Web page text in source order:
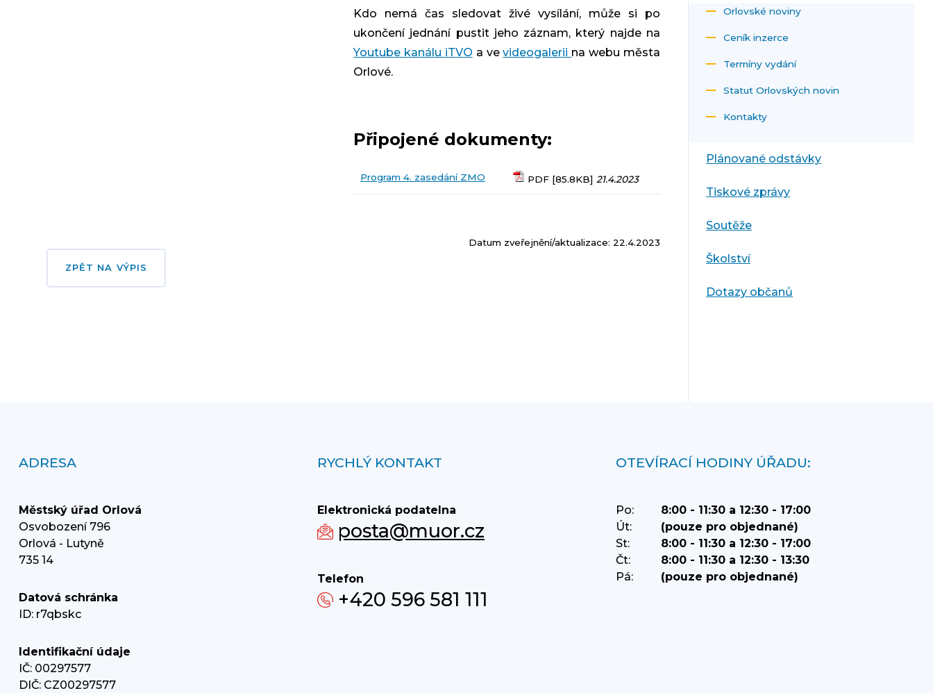
Kdo nemá čas sledovat živé vysílání, může si po
ukončení jednání pustit jeho záznam, který najde na
Youtube kanálu iTVO a vevideogalerii na webu města
Orlové.
Připojené dokumenty:
Program 4. zasedání ZMO PDF [85.8KB] 21.4.2023
Datum zveřejnění/aktualizace: 22.4.2023
ZPĚT NA VÝPIS
Orlovské noviny
Ceník inzerce
Termíny vydání
Statut Orlovských novin
Kontakty
Plánované odstávky
Tiskové zprávy
Soutěže
Školství
Dotazy občanů
ADRESA
Městský úřad Orlová
Osvobození 796
Orlová - Lutyně
735 14
Datová schránka
ID: r7qbskc
Identifikační údaje
IČ: 00297577
DIČ: CZ00297577
RYCHLÝ KONTAKT
Elektronická podatelna
posta@muor.cz
Telefon
+420 596 581 111
OTEVÍRACÍ HODINY ÚŘADU:
Po:
8:00 - 11:30 a 12:30 - 17:00
Út:
(pouze pro objednané)
St:
8:00 - 11:30 a 12:30 - 17:00
Čt:
8:00 - 11:30 a 12:30 - 13:30
Pá:
(pouze pro objednané)